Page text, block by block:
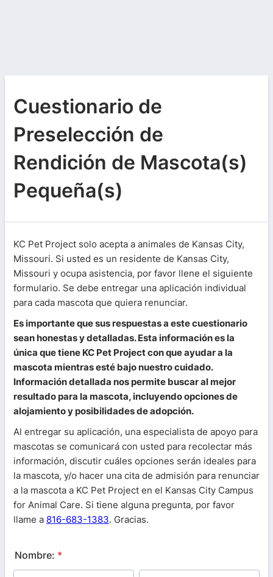
Cuestionario de
Preselección de
Rendición de Mascota(s)
Pequeña(s)
KC Pet Project solo acepta a animales de Kansas City,
Missouri. Si usted es un residente de Kansas City,
Missouri y ocupa asistencia, por favor llene el siguiente
formulario. Se debe entregar una aplicación individual
para cada mascota que quiera renunciar.
Es importante que sus respuestas a este cuestionario
sean honestas y detalladas. Esta información es la
única que tiene KC Pet Project con que ayudar a la
mascota mientras esté bajo nuestro cuidado.
Información detallada nos permite buscar al mejor
resultado para la mascota, incluyendo opciones de
alojamiento y posibilidades de adopción.
Al entregar su aplicación, una especialista de apoyo para
mascotas se comunicará con usted para recolectar más
información, discutir cuáles opciones serán ideales para
la mascota, y/o hacer una cita de admisión para renunciar
a la mascota a KC Pet Project en el Kansas City Campus
for Animal Care. Si tiene alguna pregunta, por favor
llame a 816-683-1383. Gracias.
Nombre: *